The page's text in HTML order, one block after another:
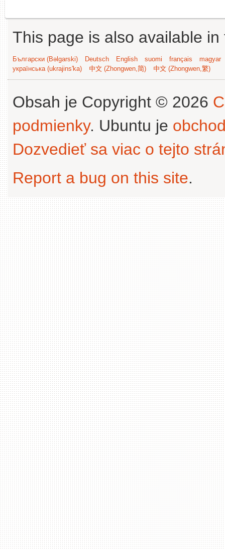
This page is also available
Български (Bəlgarski) Deutsch English suomi français
magyar
українська (ukrajins'ka)
中文 (Zhongwen,简) 中文 (Zhongwen,繁)
Obsah je Copyright © 2026
podmienky. Ubuntu je
Dozvedieť sa viac o tejto
Report a bug on this site.